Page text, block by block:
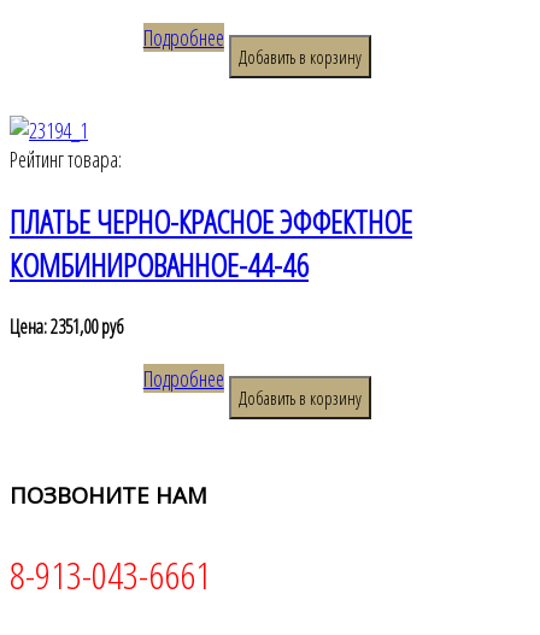
Подробнее
Рейтинг товара:
ПЛАТЬЕ ЧЕРНО-КРАСНОЕ ЭФФЕКТНОЕ
КОМБИНИРОВАННОЕ-44-46
Цена:2351,00 руб
Подробнее
ПОЗВОНИТЕ НАМ
8-913-043-6661